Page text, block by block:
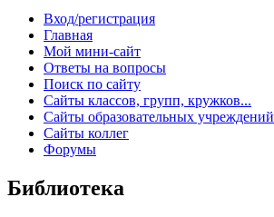
Вход/регистрация
Главная
Мой мини-сайт
Ответы на вопросы
Поиск по сайту
Сайты классов, групп, кружков...
Сайты образовательных учреждений
Сайты коллег
Форумы
Библиотека